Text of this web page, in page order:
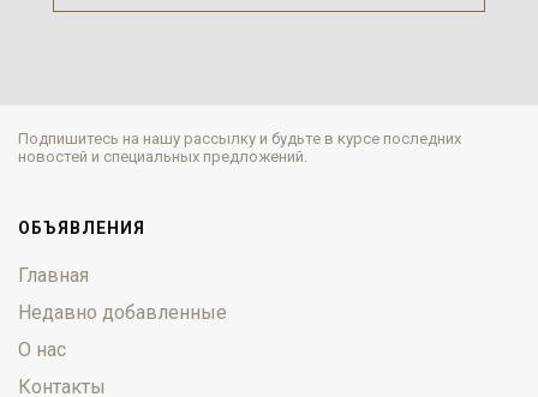
Подпишитесь на нашу рассылку и будьте в курсе последних
новостей и специальных предложений.
ОБЪЯВЛЕНИЯ
Главная
Недавно добавленные
О нас
Контакты